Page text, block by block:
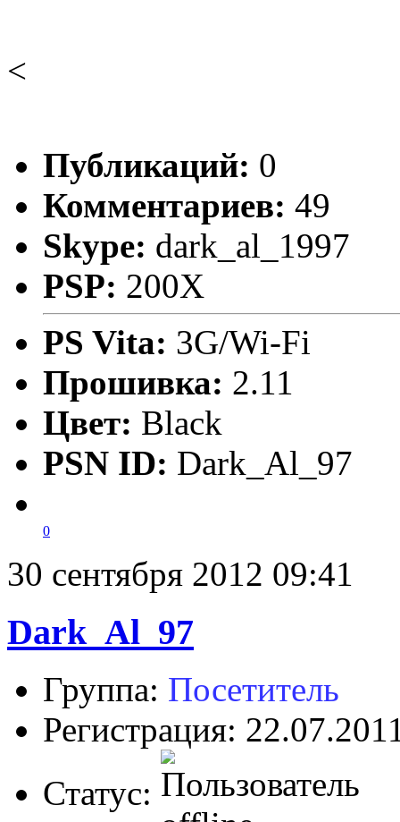
<
Публикаций: 0
Комментариев: 49
Skype: dark_al_1997
PSP: 200X
PS Vita: 3G/Wi-Fi
Прошивка: 2.11
Цвет: Black
PSN ID: Dark_Al_97
0
30 сентября 2012 09:41
Dark_Al_97
Группа: Посетитель
Регистрация:
Статус: